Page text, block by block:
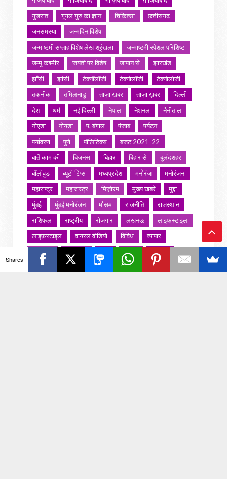
गुजरात
गूगल गुरु का ज्ञान चिकित्सा
छत्तीसगढ़
जनसमस्या
जन्मदिन विशेष
जन्माष्टमी सप्ताह विशेष लेख श्रृंखला
जन्माष्टमी स्पेशल परिशिष्ट
जम्मू कश्मीर
जयंती पर विशेष जापान से
झारखंड
झाँसी
झांसी टेक्नॉलॉजी टेक्नोलॉजी
टेक्नोलोजी
तकनीक
तमिलनाडु ताज़ा खबर ताज़ा ख़बर
दिल्ली
देश
धर्म नई दिल्ली नेपाल नेशनल
नैनीताल
नोएडा
नोयडा प. बंगाल पंजाब
पर्यटन
पर्यावरण
पुणे पॉलिटिक्स
बजट 2021-22
बातें काम की
बिजनस बिहार बिहार से
बुलंदशहर
बॉलीवुड
ब्यूटी टिप्स मध्यप्रदेश मनोरंज
मनोरंजन
महाराष्ट्र
महारास्ट्र मिज़ोरम मुख्य खबरे
मुद्दा
मुंबई
मुंबई मनोरंजन मौसम राजनीति
राजस्थान
राशिफल
राष्ट्रीय रोजगार लखनऊ
लाइफस्टाइल
लाइफ़स्टाइल
वायरल वीडियो विविध
व्यापार
शख्सियत
समाज
संस्कार
संस्कृति
साहित्य सरोवर सिटी इवेंट
स्पोर्ट्स
Ba
ck
Shares